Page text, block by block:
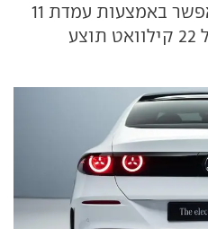
דקות. טעינה ביתית תתאפשר באמצעות עמדת 11
קילוואט. יכולת טעינה של 22 קילוואט תוצע